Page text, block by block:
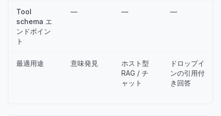
Tool
schema エ
ンドポイン
ト
— — —
最適用途 意味発見
ホスト型
RAG / チ
ャット
ドロップイ
ンの引用付
き回答